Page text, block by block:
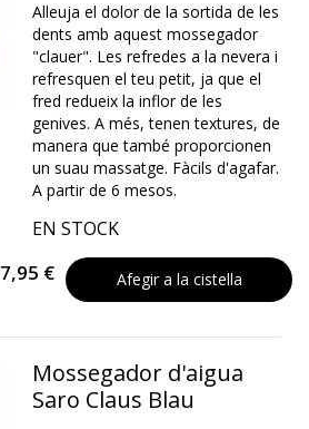
Alleuja el dolor de la sortida de les
dents amb aquest mossegador
"clauer". Les refredes a la nevera i
refresquen el teu petit, ja que el
fred redueix la inflor de les
genives. A més, tenen textures, de
manera que també proporcionen
un suau massatge. Fàcils d'agafar.
A partir de 6 mesos.
EN STOCK
7,95 € Afegir a la cistella
Mossegador d'aigua
Saro Claus Blau